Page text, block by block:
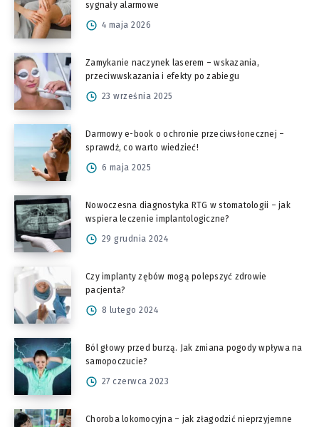
sygnały alarmowe
4 maja 2026
Zamykanie naczynek laserem – wskazania,
przeciwwskazania i efekty po zabiegu
23 września 2025
Darmowy e-book o ochronie przeciwsłonecznej –
sprawdź, co warto wiedzieć!
6 maja 2025
Nowoczesna diagnostyka RTG w stomatologii – jak
wspiera leczenie implantologiczne?
29 grudnia 2024
Czy implanty zębów mogą polepszyć zdrowie
pacjenta?
8 lutego 2024
Ból głowy przed burzą. Jak zmiana pogody wpływa na
samopoczucie?
27 czerwca 2023
Choroba lokomocyjna – jak złagodzić nieprzyjemne